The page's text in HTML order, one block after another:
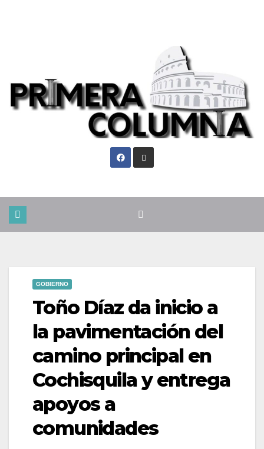
GOBIERNO
Toño Díaz da inicio a
la pavimentación del
camino principal en
Cochisquila y entrega
apoyos a
comunidades